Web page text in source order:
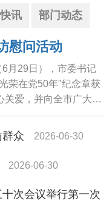
讯 部门动态
慰问活动
月29日），市委书记
荣在党50年"纪念章获
关爱，并向全市广大党
员李珍英1945年参加
业...
众 2026-06-30
2026-06-30
次会议举行第一次